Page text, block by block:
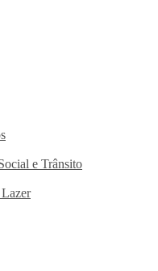
e Trânsito